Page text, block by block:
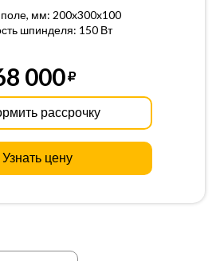
мм: 200x300x100
шпинделя: 150 Вт
000
рассрочку
Узнать цену